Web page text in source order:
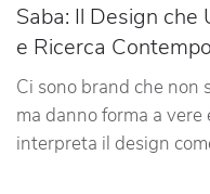
Saba: Il Design che
e Ricerca
Ci sono brand che non
ma danno forma a
interpreta il design